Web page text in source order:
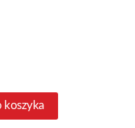
koszyka